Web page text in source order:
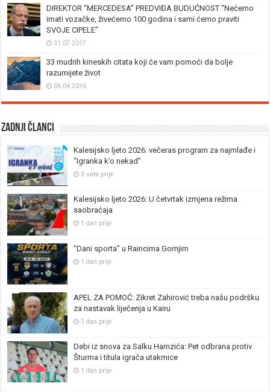
DIREKTOR “MERCEDESA” PREDVIĐA BUDUĆNOST “Nećemo
imati vozačke, živećemo 100 godina i sami ćemo praviti
SVOJE CIPELE”
31.07.2017.
33 mudrih kineskih citata koji će vam pomoći da bolje
razumijete život
06.04.2016.
Zadnji članci
Kalesijsko ljeto 2026: večeras program za najmlađe i
“Igranka k’o nekad”
3 sata prije
Kalesijsko ljeto 2026: U četvrtak izmjena režima
saobraćaja
1 dan prije
“Dani sporta” u Raincima Gornjim
1 dan prije
APEL ZA POMOĆ: Zikret Zahirović treba našu podršku
za nastavak liječenja u Kairu
1 dan prije
Debi iz snova za Salku Hamzića: Pet odbrana protiv
Šturma i titula igrača utakmice
1 dan prije